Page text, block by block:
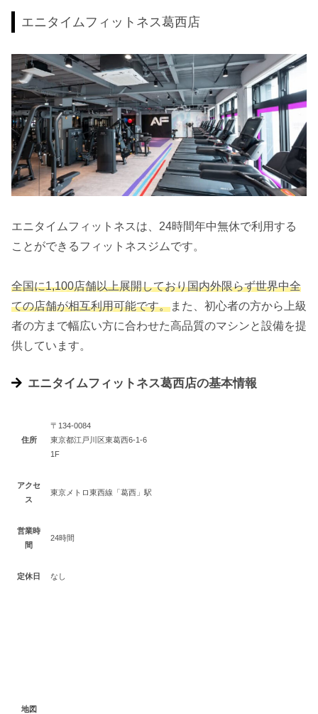
エニタイムフィットネス葛西店
エニタイムフィットネスは、24時間年中無休で利用する
ことができるフィットネスジムです。
全国に1,100店舗以上展開しており国内外限らず世界中全
ての店舗が相互利用可能です。また、初心者の方から上級
者の方まで幅広い方に合わせた高品質のマシンと設備を提
供しています。
エニタイムフィットネス葛西店の基本情報
住所
〒134-0084
東京都江戸川区東葛西6-1-6
1F
アクセ
ス
東京メトロ東西線「葛西」駅
営業時
間
24時間
定休日 なし
地図